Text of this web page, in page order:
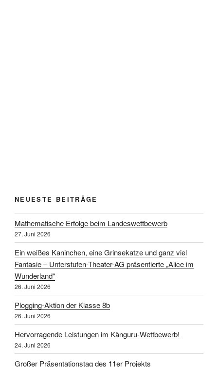
NEUESTE BEITRÄGE
Mathematische Erfolge beim Landeswettbewerb
27. Juni 2026
Ein weißes Kaninchen, eine Grinsekatze und ganz viel
Fantasie – Unterstufen-Theater-AG präsentierte „Alice im
Wunderland“
26. Juni 2026
Plogging-Aktion der Klasse 8b
26. Juni 2026
Hervorragende Leistungen im Känguru-Wettbewerb!
24. Juni 2026
Großer Präsentationstag des 11er Projekts